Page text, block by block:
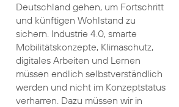
Deutschland gehen, um Fortschritt
und künftigen Wohlstand zu
sichern. Industrie 4.0, smarte
Mobilitätskonzepte, Klimaschutz,
digitales Arbeiten und Lernen
müssen endlich selbstverständlich
werden und nicht im Konzeptstatus
verharren. Dazu müssen wir in